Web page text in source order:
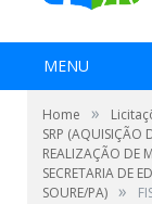
MENU
Home »
SRP (AQUISIÇÃO
REALIZAÇÃO DE
SECRETARIA DE
SOURE/PA) »